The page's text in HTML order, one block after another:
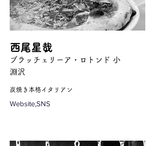
西尾星哉
ブラッチェリーア・ロトンド 小
淵沢
炭焼き本格イタリアン
Website,SNS